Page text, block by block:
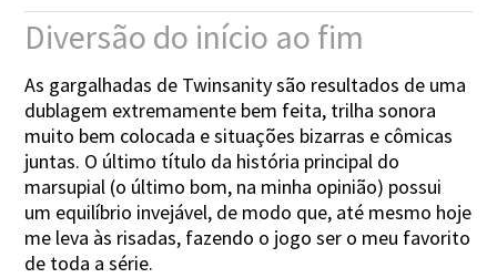
Diversão do início ao fim
As gargalhadas de Twinsanity são resultados de uma
dublagem extremamente bem feita, trilha sonora
muito bem colocada e situações bizarras e cômicas
juntas. O último título da história principal do
marsupial (o último bom, na minha opinião) possui
um equilíbrio invejável, de modo que, até mesmo hoje
me leva às risadas, fazendo o jogo ser o meu favorito
de toda a série.